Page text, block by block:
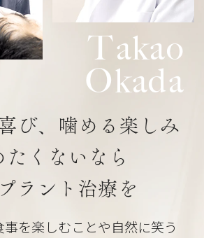
Takao
Okada
び、噛める楽しみ
たくないなら
ラント治療を
を楽しむことや自然に笑う